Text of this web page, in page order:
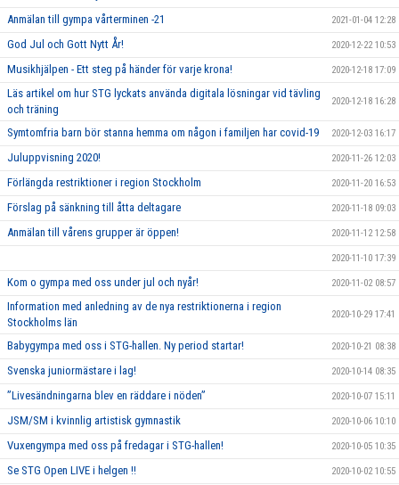
Anmälan till gympa vårterminen -21 2021-01-04 12:28
God Jul och Gott Nytt År! 2020-12-22 10:53
Musikhjälpen - Ett steg på händer för varje krona! 2020-12-18 17:09
Läs artikel om hur STG lyckats använda digitala lösningar vid tävling
och träning
2020-12-18 16:28
Symtomfria barn bör stanna hemma om någon i familjen har covid-19 2020-12-03 16:17
Juluppvisning 2020! 2020-11-26 12:03
Förlängda restriktioner i region Stockholm 2020-11-20 16:53
Förslag på sänkning till åtta deltagare 2020-11-18 09:03
Anmälan till vårens grupper är öppen! 2020-11-12 12:58
2020-11-10 17:39
Kom o gympa med oss under jul och nyår! 2020-11-02 08:57
Information med anledning av de nya restriktionerna i region
Stockholms län
2020-10-29 17:41
Babygympa med oss i STG-hallen. Ny period startar! 2020-10-21 08:38
Svenska juniormästare i lag! 2020-10-14 08:35
”Livesändningarna blev en räddare i nöden” 2020-10-07 15:11
JSM/SM i kvinnlig artistisk gymnastik 2020-10-06 10:10
Vuxengympa med oss på fredagar i STG-hallen! 2020-10-05 10:35
Se STG Open LIVE i helgen !! 2020-10-02 10:55